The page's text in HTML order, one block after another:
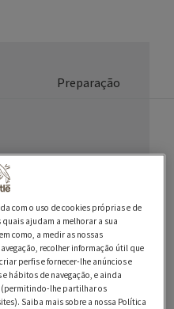
Preparação
com o uso de cookies próprias e de
ajudam a melhorar a sua
como, a medir as nossas
recolher informação útil que
perfis e fornecer-lhe anúncios e
hábitos de navegação, e ainda
(permitindo-lhe partilhar os
Saiba mais sobre a nossa Política